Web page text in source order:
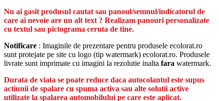
Nu ai gasit produsul cautat sau panoul/semnul/indicatorul de
care ai nevoie are un alt text ? Realizam panouri personalizate
cu textul sau pictograma ceruta de tine.
Notificare : Imaginile de prezentare pentru produsele ecolorat.ro
sunt protejate pe site cu logo (tip watermark) ecolorat.ro. Produsele
livrate sunt imprimate cu imagini la rezolutie inalta fara watermark.
Durata de viata se poate reduce daca autocolantul este supus
actiunii de spalare cu spuma activa sau alte solutii active
utilizate la spalarea automobilului pe care este aplicat.